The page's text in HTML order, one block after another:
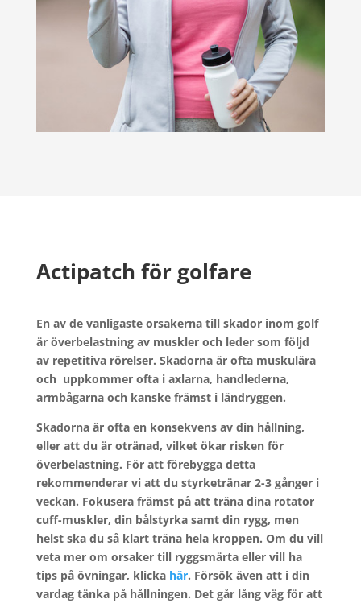
Actipatch för golfare
En av de vanligaste orsakerna till skador inom golf
är överbelastning av muskler och leder som följd
av repetitiva rörelser. Skadorna är ofta muskulära
och uppkommer ofta i axlarna, handlederna,
armbågarna och kanske främst i ländryggen.
Skadorna är ofta en konsekvens av din hållning,
eller att du är otränad, vilket ökar risken för
överbelastning. För att förebygga detta
rekommenderar vi att du styrketränar 2-3 gånger i
veckan. Fokusera främst på att träna dina rotator
cuff-muskler, din bålstyrka samt din rygg, men
helst ska du så klart träna hela kroppen. Om du vill
veta mer om orsaker till ryggsmärta eller vill ha
tips på övningar, klicka här. Försök även att i din
vardag tänka på hållningen. Det går lång väg för att